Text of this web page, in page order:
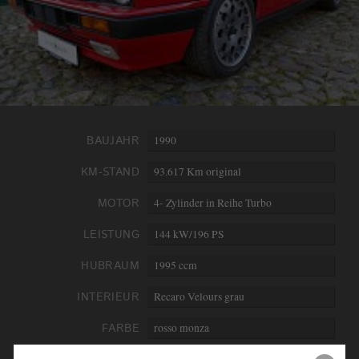
info@derautojaeger.de
Instagram
BAUJAHR 1990
KM-STAND 93.617 Km original
MOTOR 4- Zylinder in Reihe Turbo
LEISTUNG 144 kW/196 PS
HUBRAUM 1995 ccm
INTERIEUR Recaro Velours grau
FARBE rosso monza